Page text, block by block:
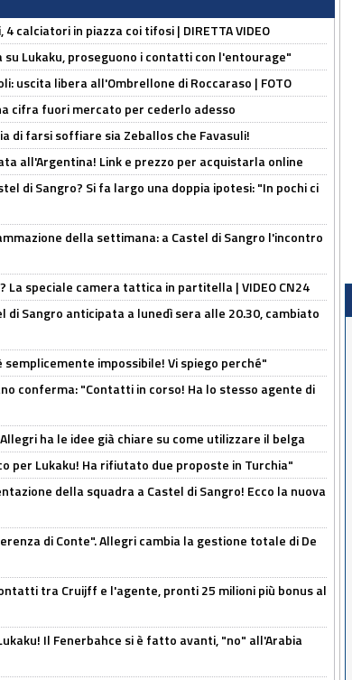
calciatori in piazza coi tifosi | DIRETTA VIDEO
su Lukaku, proseguono i contatti con l'entourage"
uscita libera all'Ombrellone di Roccaraso | FOTO
cifra fuori mercato per cederlo adesso
di farsi soffiare sia Zeballos che Favasuli!
all'Argentina! Link e prezzo per acquistarla online
di Sangro? Si fa largo una doppia ipotesi: "In pochi ci
della settimana: a Castel di Sangro l'incontro
La speciale camera tattica in partitella | VIDEO CN24
di Sangro anticipata a lunedì sera alle 20.30, cambiato
semplicemente impossibile! Vi spiego perché"
conferma: "Contatti in corso! Ha lo stesso agente di
ha le idee già chiare su come utilizzare il belga
per Lukaku! Ha rifiutato due proposte in Turchia"
della squadra a Castel di Sangro! Ecco la nuova
di Conte". Allegri cambia la gestione totale di De
tra Cruijff e l'agente, pronti 25 milioni più bonus al
Il Fenerbahce si è fatto avanti, "no" all'Arabia